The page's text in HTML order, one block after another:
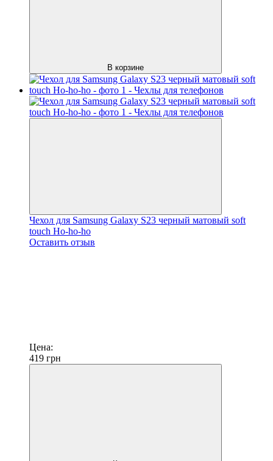
В корзине
Чехол для Samsung Galaxy S23 черный матовый soft
touch Ho-ho-ho
Оставить отзыв
Цена:
419 грн